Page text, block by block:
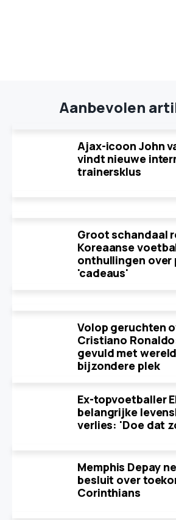
Aanbevolen
Ajax-icoon John
vindt nieuwe
trainersklus
Groot schandaal
Koreaanse
onthullingen over
'cadeaus'
Volop geruchten
Cristiano
gevuld met
bijzondere plek
Ex-topvoetballer
belangrijke
verlies: 'Doe dat
Memphis Depay
besluit over
Corinthians